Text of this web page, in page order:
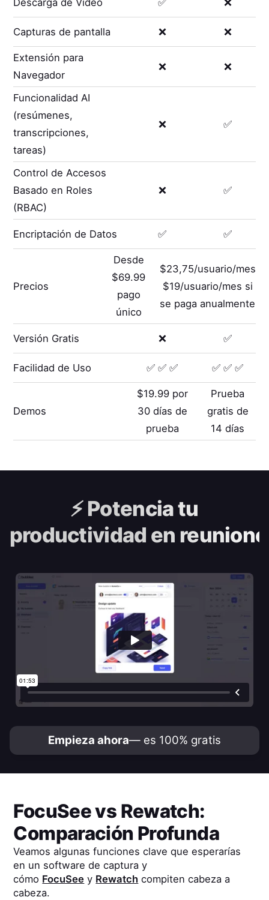
Capturas de pantalla ❌ ❌
Extensión para
Navegador
❌ ❌
Funcionalidad AI
(resúmenes,
transcripciones,
tareas)
❌ ✅
Control de Accesos
Basado en Roles
(RBAC)
❌ ✅
Encriptación de Datos ✅ ✅
Precios
Desde
$69.99
pago
único
$23,75/usuario/mes
$19/usuario/mes si
se paga anualmente
Versión Gratis ❌ ✅
Facilidad de Uso ✅ ✅ ✅ ✅ ✅ ✅
Demos
$19.99 por
30 días de
prueba
Prueba
gratis de
14 días
⚡️Potencia tu
productividad en
Empieza ahora— es 100% gratis
FocuSeevs Rewatch:
Comparación Profunda
Veamos algunas funciones clave que esperarías
en un software de captura y
cómo FocuSee y Rewatch compiten cabeza a
cabeza.